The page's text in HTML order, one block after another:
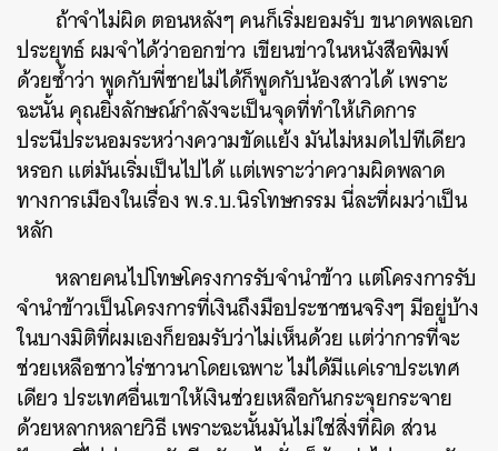
ถ้าจำไม่ผิด ตอนหลังๆ คนก็เริ่มยอมรับ ขนาดพลเอก
ประยุทธ์ ผมจำได้ว่าออกข่าว เขียนข่าวในหนังสือพิมพ์
ด้วยซ้ำว่า พูดกับพี่ชายไม่ได้ก็พูดกับน้องสาวได้ เพราะ
ฉะนั้น คุณยิ่งลักษณ์กำลังจะเป็นจุดที่ทำให้เกิดการ
ประนีประนอมระหว่างความขัดแย้ง มันไม่หมดไปทีเดียว
หรอก แต่มันเริ่มเป็นไปได้ แต่เพราะว่าความผิดพลาด
ทางการเมืองในเรื่อง พ.ร.บ.นิรโทษกรรม นี่ละที่ผมว่าเป็น
หลัก
หลายคนไปโทษโครงการรับจำนำข้าว แต่โครงการรับ
จำนำข้าวเป็นโครงการที่เงินถึงมือประชาชนจริงๆ มีอยู่บ้าง
ในบางมิติที่ผมเองก็ยอมรับว่าไม่เห็นด้วย แต่ว่าการที่จะ
ช่วยเหลือชาวไร่ชาวนาโดยเฉพาะ ไม่ได้มีแค่เราประเทศ
เดียว ประเทศอื่นเขาให้เงินช่วยเหลือกันกระจุยกระจาย
ด้วยหลากหลายวิธี เพราะฉะนั้นมันไม่ใช่สิ่งที่ผิด ส่วน